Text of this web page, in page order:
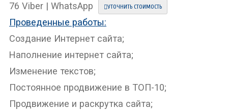
76 Viber | WhatsApp
УТОЧНИТЬ СТОИМОСТЬ
Проведенные работы:
Создание Интернет сайта;
Наполнение интернет сайта;
Изменение текстов;
Постоянное продвижение в ТОП-10;
Продвижение и раскрутка сайта;